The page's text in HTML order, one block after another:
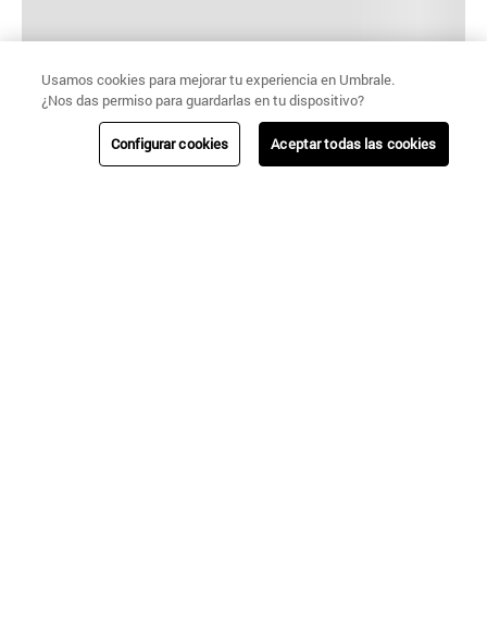
Usamos cookies para mejorar tu experiencia en Umbrale.
¿Nos das permiso para guardarlas en tu dispositivo?
Configurar cookies Aceptar todas las cookies